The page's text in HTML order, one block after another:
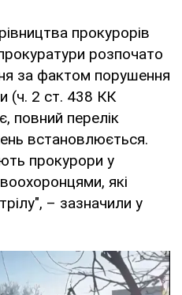
прокурорів
розпочато
за фактом порушення
(ч. 2 ст. 438 КК
повний перелік
встановлюється.
прокурори у
які
– зазначили у